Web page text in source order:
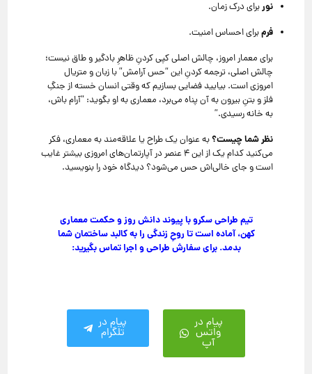
نوربرای درک زمان.
فرمبرای احساس امنیت.
برای معمار امروز، چالش اصلی کپی کردنِ ظاهرِ بادگیر و طاق نیست؛
چالش اصلی، ترجمه کردنِ این “حس آرامش” با زبان و متریال
امروزی است. بیایید فضایی بسازیم که وقتی انسان خسته از جنگِ
فلز و بتنِ بیرون به آن پناه می‌برد، معماری به او بگوید: “آرام باش،
به خانه رسیدی.”
نظر شما چیست؟به عنوان یک طراح یا علاقه‌مند به معماری، فکر
می‌کنید کدام یک از این ۴ عنصر در آپارتمان‌های امروزی بیشتر غایب
است و جای خالی‌اش حس می‌شود؟ دیدگاه خود را بنویسید.
تیم طراحی سکرو با پیوند دانش روز و حکمت معماری
کهن، آماده است تا روحِ زندگی را به کالبد ساختمان شما
بدمد. برای سفارش طراحی و اجرا تماس بگیرید:
پیام در
واتس
آپ
پیام در
تلگرام